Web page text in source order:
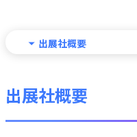
出展社概要
出展社概要